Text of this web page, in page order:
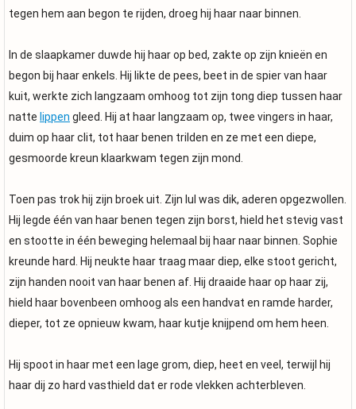
tegen hem aan begon te rijden, droeg hij haar naar binnen.
In de slaapkamer duwde hij haar op bed, zakte op zijn knieën en
begon bij haar enkels. Hij likte de pees, beet in de spier van haar
kuit, werkte zich langzaam omhoog tot zijn tong diep tussen haar
natte lippen gleed. Hij at haar langzaam op, twee vingers in haar,
duim op haar clit, tot haar benen trilden en ze met een diepe,
gesmoorde kreun klaarkwam tegen zijn mond.
Toen pas trok hij zijn broek uit. Zijn lul was dik, aderen opgezwollen.
Hij legde één van haar benen tegen zijn borst, hield het stevig vast
en stootte in één beweging helemaal bij haar naar binnen. Sophie
kreunde hard. Hij neukte haar traag maar diep, elke stoot gericht,
zijn handen nooit van haar benen af. Hij draaide haar op haar zij,
hield haar bovenbeen omhoog als een handvat en ramde harder,
dieper, tot ze opnieuw kwam, haar kutje knijpend om hem heen.
Hij spoot in haar met een lage grom, diep, heet en veel, terwijl hij
haar dij zo hard vasthield dat er rode vlekken achterbleven.